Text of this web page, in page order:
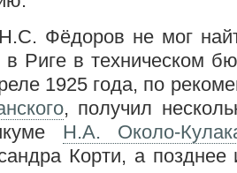
Фёдоров не мог
Риге в техническом
1925 года, по
, получил
Н.А. Около-
Корти, а